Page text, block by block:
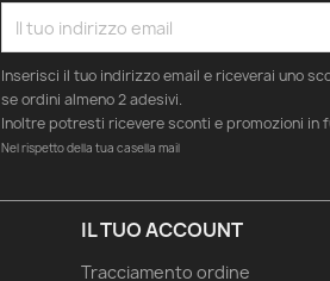
Inserisci il tuo indirizzo email e riceverai uno
se ordini almeno 2 adesivi.
Inoltre potresti ricevere sconti e promozioni in
Nel rispetto della tua casella mail
IL TUO ACCOUNT
Tracciamento ordine